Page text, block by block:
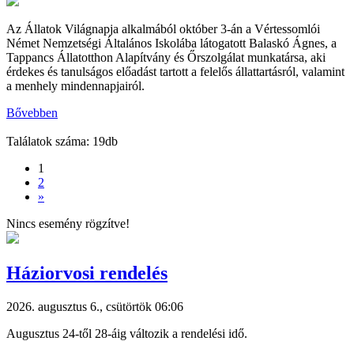
Az Állatok Világnapja alkalmából október 3-án a Vértessomlói
Német Nemzetségi Általános Iskolába látogatott Balaskó Ágnes, a
Tappancs Állatotthon Alapítvány és Őrszolgálat munkatársa, aki
érdekes és tanulságos előadást tartott a felelős állattartásról, valamint
a menhely mindennapjairól.
Bővebben
Találatok száma: 19db
1
2
»
Nincs esemény rögzítve!
Háziorvosi rendelés
2026. augusztus 6., csütörtök 06:06
Augusztus 24-től 28-áig változik a rendelési idő.